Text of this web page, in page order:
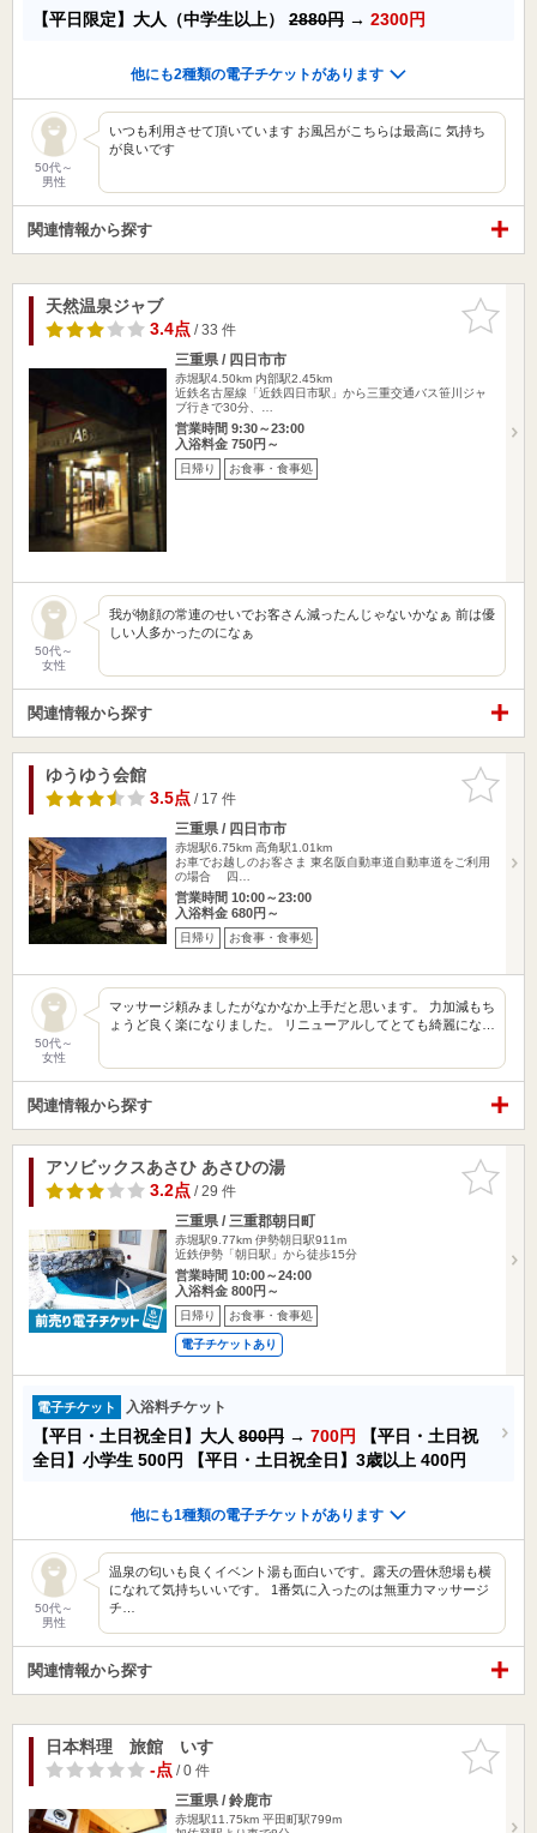
【平日限定】大人（中学生以上） 2880円 → 2300円
他にも2種類の電子チケットがあります
50代～
男性
いつも利用させて頂いています お風呂がこちらは最高に 気持ち
が良いです
関連情報から探す
お気に入
りに追加
天然温泉ジャブ
3.4点/ 33 件
三重県 / 四日市市
赤堀駅4.50km 内部駅2.45km
近鉄名古屋線「近鉄四日市駅」から三重交通バス笹川ジャ
ブ行きで30分、…
営業時間 9:30～23:00
入浴料金 750円～
日帰り お食事・食事処
50代～
女性
我が物顔の常連のせいでお客さん減ったんじゃないかなぁ 前は優
しい人多かったのになぁ
関連情報から探す
お気に入
りに追加
ゆうゆう会館
3.5点/ 17 件
三重県 / 四日市市
赤堀駅6.75km 高角駅1.01km
お車でお越しのお客さま 東名阪自動車道自動車道をご利用
の場合 四…
営業時間 10:00～23:00
入浴料金 680円～
日帰り お食事・食事処
50代～
女性
マッサージ頼みましたがなかなか上手だと思います。 力加減もち
ょうど良く楽になりました。 リニューアルしてとても綺麗にな…
関連情報から探す
お気に入
りに追加
アソビックスあさひ あさひの湯
3.2点/ 29 件
三重県 / 三重郡朝日町
赤堀駅9.77km 伊勢朝日駅911m
近鉄伊勢「朝日駅」から徒歩15分
営業時間 10:00～24:00
入浴料金 800円～
日帰り お食事・食事処
電子チケットあり
電子チケット 入浴料チケット
【平日・土日祝全日】大人 800円 → 700円
【平日・土日祝
全日】小学生 500円 【平日・土日祝全日】3歳以上 400円
他にも1種類の電子チケットがあります
50代～
男性
温泉の匂いも良くイベント湯も面白いです。露天の畳休憩場も横
になれて気持ちいいです。 1番気に入ったのは無重力マッサージ
チ…
関連情報から探す
お気に入
りに追加
日本料理 旅館 いすゞ
-点/ 0 件
三重県 / 鈴鹿市
赤堀駅11.75km 平田町駅799m